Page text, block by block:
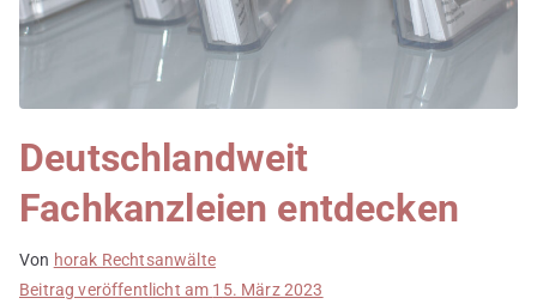
Deutschlandweit
Fachkanzleien entdecken
Von horak Rechtsanwälte
Beitrag veröffentlicht am 15. März 2023